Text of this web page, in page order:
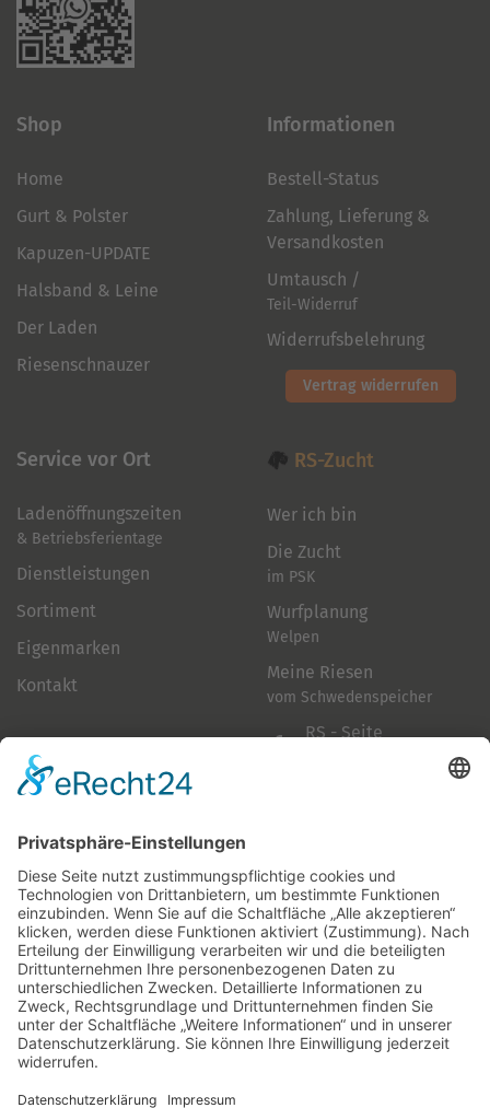
Shop
Home
Gurt & Polster
Kapuzen-UPDATE
Halsband & Leine
Der Laden
Riesenschnauzer
Informationen
Bestell-Status
Zahlung, Lieferung &
Versandkosten
Umtausch /
Teil-Widerruf
Widerrufsbelehrung
Vertrag widerrufen
Service vor Ort
Ladenöffnungszeiten
& Betriebsferientage
Dienstleistungen
Sortiment
Eigenmarken
Kontakt
RS-Zucht
Wer ich bin
Die Zucht
im PSK
Wurfplanung
Welpen
Meine Riesen
vom Schwedenspeicher
RS - Seite
Folge mir
Zahlungsarten
& Vorab-Überweisung
Alle Preise inkl. gesetzl. Mehrwertsteuer zzgl.